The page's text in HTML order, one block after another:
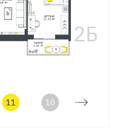
11 10 9